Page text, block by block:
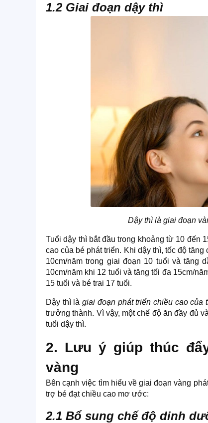
1.2 Giai đoạn dậy thì
Dậy thì là giai đoạn
Tuổi dậy thì bắt đầu trong khoảng từ 10 đến
cao của bé phát triển. Khi dậy thì, tốc độ
10cm/năm trong giai đoạn 10 tuổi và tăng
10cm/năm khi 12 tuổi và tăng tối đa 15cm/
15 tuổi và bé trai 17 tuổi.
Dậy thì làgiai đoạn phát triển chiều cao của
trưởng thành. Vì vậy, một chế độ ăn đầy đủ
tuổi dậy thì.
2. Lưu ý giúp thúc
vàng
Bên cạnh việc tìm hiểu về giai đoạn vàng
trợ bé đạt chiều cao mơ ước:
2.1 Bổ sung chế độ dinh